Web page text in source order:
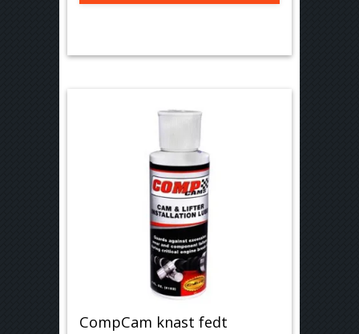
CompCam knast fedt